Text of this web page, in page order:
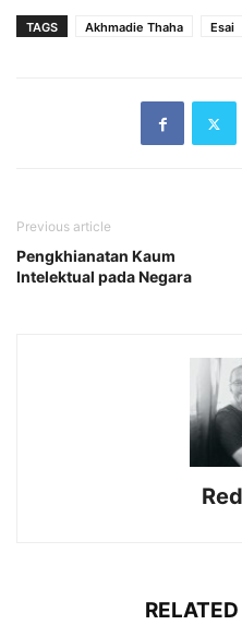
TAGS Akhmadie Thaha Esai
Previous article
Pengkhianatan Kaum
Intelektual pada Negara